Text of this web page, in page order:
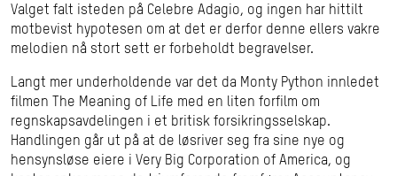
Valget falt isteden på Celebre Adagio, og ingen har hittilt
motbevist hypotesen om at det er derfor denne ellers vakre
melodien nå stort sett er forbeholdt begravelser.
Langt mer underholdende var det da Monty Python innledet
filmen The Meaning of Life med en liten forfilm om
regnskapsavdelingen i et britisk forsikringsselskap.
Handlingen går ut på at de løsriver seg fra sine nye og
hensynsløse eiere i Very Big Corporation of America, og